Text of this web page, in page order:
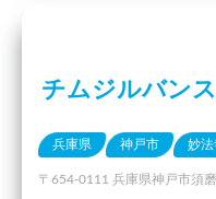
チムジルバン
兵庫県 神戸市 妙法
〒654-0111 兵庫県神戸市須